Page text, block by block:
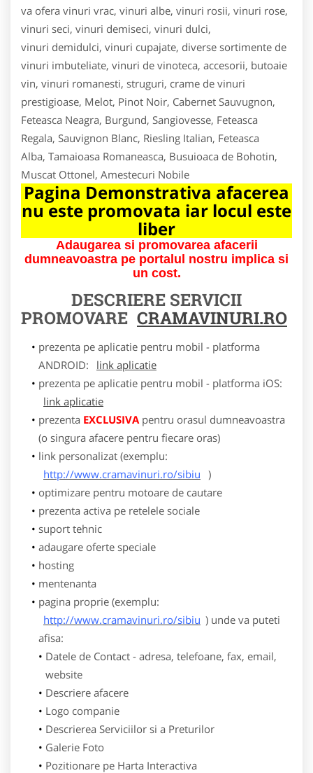
va ofera vinuri vrac, vinuri albe, vinuri rosii, vinuri rose,
vinuri seci, vinuri demiseci, vinuri dulci,
vinuri demidulci, vinuri cupajate, diverse sortimente de
vinuri imbuteliate, vinuri de vinoteca, accesorii, butoaie
vin, vinuri romanesti, struguri, crame de vinuri
prestigioase, Melot, Pinot Noir, Cabernet Sauvugnon,
Feteasca Neagra, Burgund, Sangiovesse, Feteasca
Regala, Sauvignon Blanc, Riesling Italian, Feteasca
Alba, Tamaioasa Romaneasca, Busuioaca de Bohotin,
Muscat Ottonel, Amestecuri Nobile
Pagina Demonstrativa afacerea
nu este promovata iar locul este
liber
Adaugarea si promovarea afacerii
dumneavoastra pe portalul nostru implica si
un cost.
DESCRIERE SERVICII
PROMOVARE CRAMAVINURI.RO
prezenta pe aplicatie pentru mobil - platforma
ANDROID:
link aplicatie
prezenta pe aplicatie pentru mobil - platforma iOS:
link aplicatie
prezenta EXCLUSIVApentru orasul dumneavoastra
(o singura afacere pentru fiecare oras)
link personalizat (exemplu:
http://www.cramavinuri.ro/sibiu )
optimizare pentru motoare de cautare
prezenta activa pe retelele sociale
suport tehnic
adaugare oferte speciale
hosting
mentenanta
pagina proprie (exemplu:
http://www.cramavinuri.ro/sibiu ) unde va puteti
afisa:
Datele de Contact - adresa, telefoane, fax, email,
website
Descriere afacere
Logo companie
Descrierea Serviciilor si a Preturilor
Galerie Foto
Pozitionare pe Harta Interactiva